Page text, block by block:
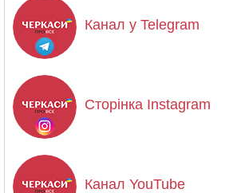
Канал у Telegram
Сторінка Instagram
Канал YouTube